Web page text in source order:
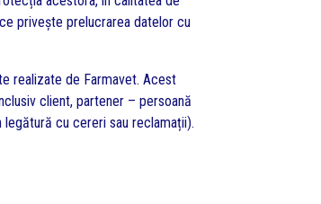
privește prelucrarea datelor cu
realizate de Farmavet. Acest
client, partener – persoană
cu cereri sau reclamații).